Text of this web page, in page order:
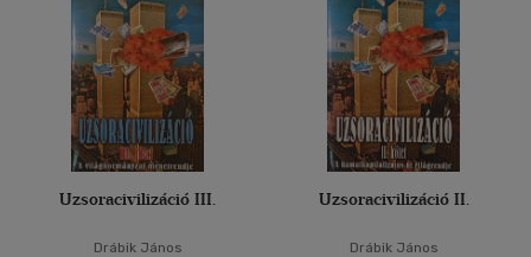
Uzsoracivilizáció III.
Drábik János
Uzsoracivilizáció II.
Drábik János